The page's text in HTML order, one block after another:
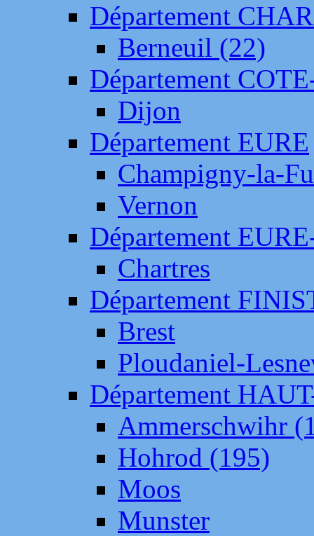
Département
Berneuil (22)
Département
Dijon
Département EURE
Champigny-la-
Vernon
Département
Chartres
Département
Brest
Ploudaniel-
Département
Ammerschwihr
Hohrod (195)
Moos
Munster